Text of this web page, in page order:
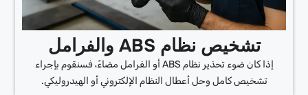
تشخيص نظام ABS والفرامل
إذا كان ضوء تحذير نظام ABS أو الفرامل مضاءً، فسنقوم بإجراء
تشخيص كامل وحل أعطال النظام الإلكتروني أو الهيدروليكي.